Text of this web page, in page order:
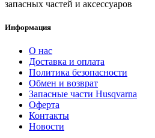
запасных частей и аксессуаров
Информация
О нас
Доставка и оплата
Политика безопасности
Обмен и возврат
Запасные части Husqvarna
Оферта
Контакты
Новости